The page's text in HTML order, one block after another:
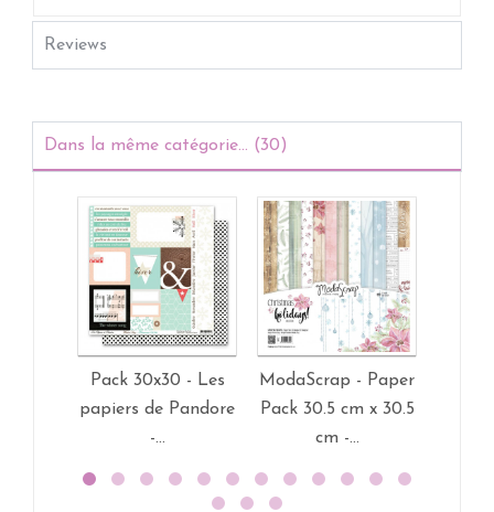
Reviews
Dans la même catégorie... (30)
Pack 30x30 - Les
papiers de Pandore
-...
ModaScrap - Paper
Pack 30.5 cm x 30.5
cm -...